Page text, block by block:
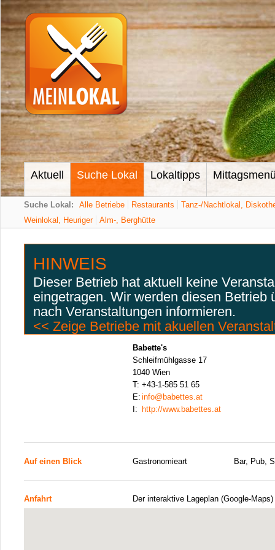
Aktuell Suche Lokal Lokaltipps
Suche Lokal: Alle Betriebe Restaurants
Tanz-/Nachtlokal,
Weinlokal, Heuriger
Alm-, Berghütte
HINWEIS
Dieser Betrieb hat aktuell keine
eingetragen. Wir werden diesen Betrieb
nach Veranstaltungen informieren.
<< Zeige Betriebe mit akuellen
Babette's
Schleifmühlgasse 17
1040 Wien
T: +43-1-585 51 65
E: info@babettes.at
I:
http://www.babettes.at
Auf einen Blick Gastronomieart Bar, Pub,
Anfahrt Der interaktive Lageplan (Google-